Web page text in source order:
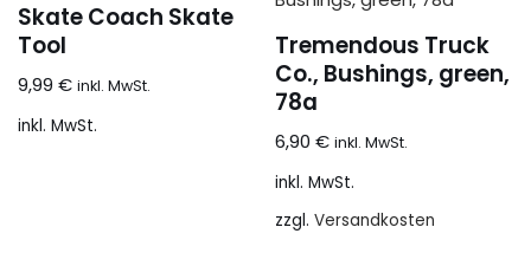
Skate Coach Skate
Tool
9,99 € inkl. MwSt.
inkl. MwSt.
Tremendous Truck
Co., Bushings, green,
78a
6,90€ inkl. MwSt.
inkl. MwSt.
zzgl.Versandkosten